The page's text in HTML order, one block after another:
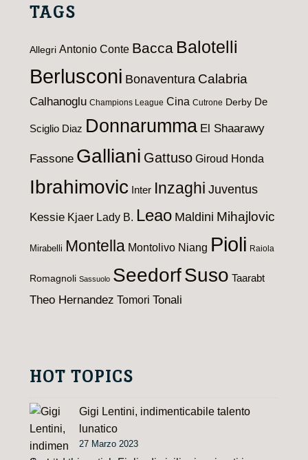
TAGS
Allegri Antonio Conte Bacca Balotelli
Berlusconi Bonaventura Calabria
Calhanoglu Champions League Cina Cutrone Derby De
Sciglio Diaz Donnarumma El Shaarawy
Fassone Galliani Gattuso Giroud Honda
Ibrahimovic Inter Inzaghi Juventus
Kessie Kjaer Lady B. Leao Maldini Mihajlovic
Mirabelli Montella Montolivo Niang Pioli Raiola
Romagnoli Sassuolo SeedorfSuso Taarabt
Theo Hernandez Tomori Tonali
HOT TOPICS
Gigi Lentini, indimenticabile talento
lunatico
27 Marzo 2023